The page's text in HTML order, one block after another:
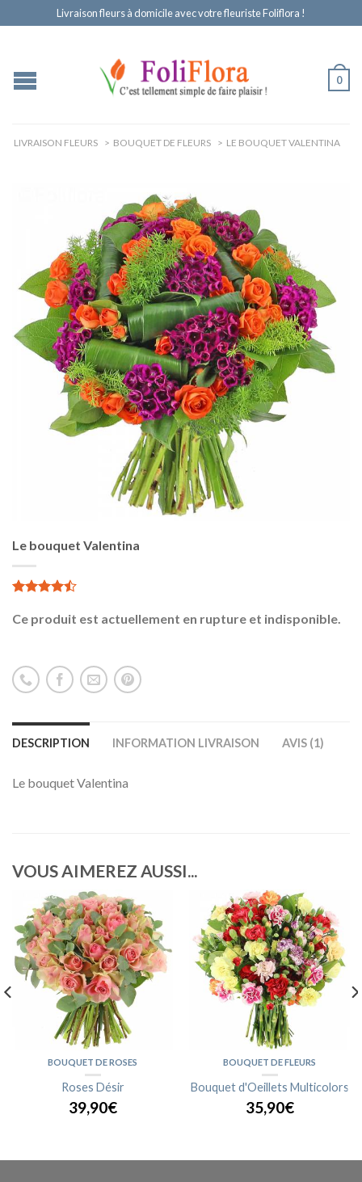
Livraison fleurs à domicile avec votre fleuriste Foliflora !
0
LIVRAISON FLEURS > BOUQUET DE FLEURS > LE BOUQUET VALENTINA
Le bouquet Valentina
Ce produit est actuellement en rupture et indisponible.
DESCRIPTION INFORMATION LIVRAISON AVIS (1)
Le bouquet Valentina
VOUS AIMEREZ AUSSI...
BOUQUET DE ROSES
Roses Désir
39,90€
BOUQUET DE FLEURS
Bouquet d'Oeillets Multicolors
35,90€